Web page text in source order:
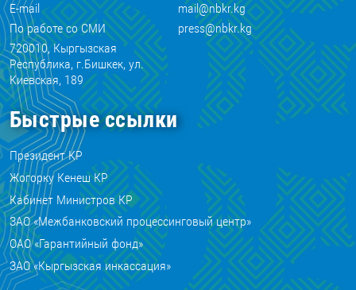
E-mail
mail@nbkr.kg
По работе со СМИ
press@nbkr.kg
720010, Кыргызская
Республика, г.Бишкек, ул.
Киевская, 189
Быстрые ссылки
Президент КР
Жогорку Кенеш КР
Кабинет Министров КР
ЗАО «Межбанковский процессинговый центр»
ОАО «Гарантийный фонд»
ЗАО «Кыргызская инкассация»